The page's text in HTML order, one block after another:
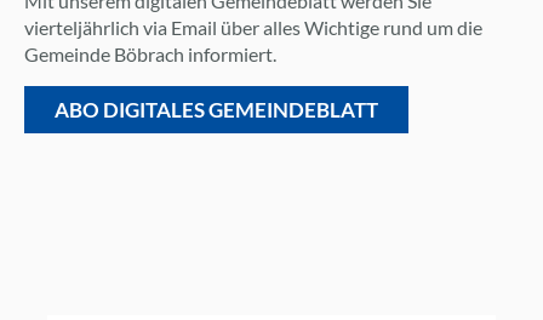
vierteljährlich via Email über alles Wichtige rund um die
Gemeinde Böbrach informiert.
ABO DIGITALES GEMEINDEBLATT